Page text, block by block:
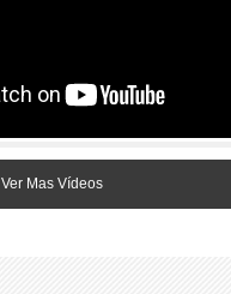
Ver Mas Vídeos